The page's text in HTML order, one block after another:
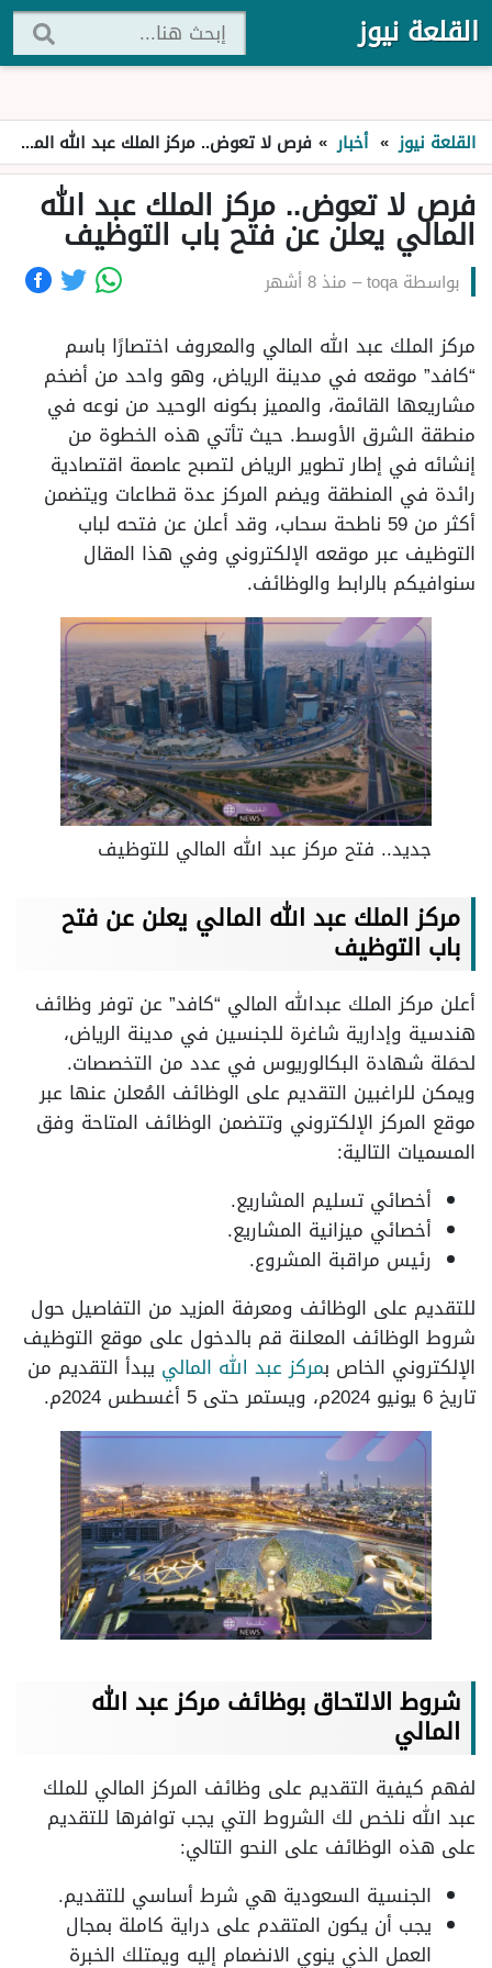
القلعة نيوز
القلعة نيوز » أخبار » فرص لا تعوض.. مركز الملك عبد الله المالي يعلن عن فتح باب التوظيف
فرص لا تعوض.. مركز الملك عبد الله
المالي يعلن عن فتح باب التوظيف
بواسطةtoqa
– منذ 8 أشهر
مركز الملك عبد الله المالي والمعروف اختصارًا باسم
“كافد” موقعه في مدينة الرياض، وهو واحد من أضخم
مشاريعها القائمة، والمميز بكونه الوحيد من نوعه في
منطقة الشرق الأوسط. حيث تأتي هذه الخطوة من
إنشائه في إطار تطوير الرياض لتصبح عاصمة اقتصادية
رائدة في المنطقة ويضم المركز عدة قطاعات ويتضمن
أكثر من 59 ناطحة سحاب، وقد أعلن عن فتحه لباب
التوظيف عبر موقعه الإلكتروني وفي هذا المقال
سنوافيكم بالرابط والوظائف.
جديد.. فتح مركز عبد الله المالي للتوظيف
مركز الملك عبد الله المالي يعلن عن فتح
باب التوظيف
أعلن مركز الملك عبدالله المالي “كافد” عن توفر وظائف
هندسية وإدارية شاغرة للجنسين في مدينة الرياض،
لحمَلة شهادة البكالوريوس في عدد من التخصصات.
ويمكن للراغبين التقديم على الوظائف المُعلن عنها عبر
موقع المركز الإلكتروني وتتضمن الوظائف المتاحة وفق
المسميات التالية:
أخصائي تسليم المشاريع.
أخصائي ميزانية المشاريع.
رئيس مراقبة المشروع.
للتقديم على الوظائف ومعرفة المزيد من التفاصيل حول
شروط الوظائف المعلنة قم بالدخول على موقع التوظيف
الإلكتروني الخاص بمركز عبد الله المالي يبدأ التقديم من
تاريخ 6 يونيو 2024م، ويستمر حتى 5 أغسطس 2024م.
شروط الالتحاق بوظائف مركز عبد الله
المالي
لفهم كيفية التقديم على وظائف المركز المالي للملك
عبد الله نلخص لك الشروط التي يجب توافرها للتقديم
على هذه الوظائف على النحو التالي:
الجنسية السعودية هي شرط أساسي للتقديم.
يجب أن يكون المتقدم على دراية كاملة بمجال
العمل الذي ينوي الانضمام إليه ويمتلك الخبرة